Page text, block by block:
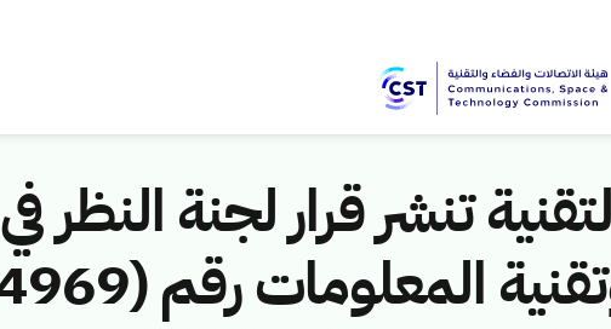
تنشر قرار لجنة النظر في